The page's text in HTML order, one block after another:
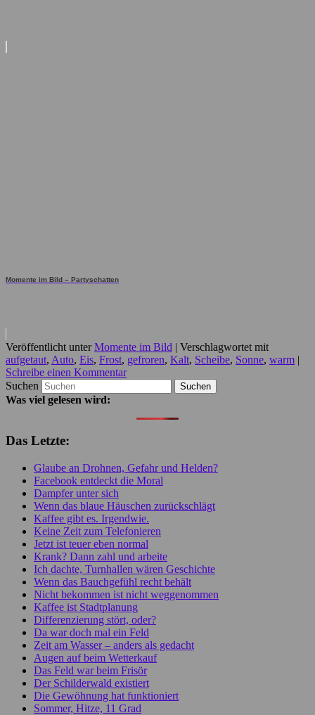
Momente im Bild – Partyschatten
Veröffentlicht unter Momente im Bild | Verschlagwortet mit
aufgetaut, Auto, Eis, Frost, gefroren, Kalt, Scheibe, Sonne, warm |
Schreibe einen Kommentar
Suchen
Was viel gelesen wird:
Das Letzte:
Glaube an Drohnen, Gefahr und Helden?
Facebook entdeckt die Moral
Dampfer unter sich
Wenn das blaue Häuschen zurückschlägt
Kaffee gibt es. Irgendwie.
Keine Zeit zum Telefonieren
Jetzt ist teuer eben normal
Krank? Dann zahl und arbeite
Ich dachte, Turnhallen wären Geschichte
Wenn das Bauchgefühl recht behält
Nicht bekommen ist nicht weggenommen
Kaffee ist Stadtplanung
Differenzierung stört, oder?
Da war doch mal ein Feld
Zeit am Wasser – anders als gedacht
Augen auf beim Wetterkauf
Das Feld war beim Frisör
Der Schilderwald existiert
Die Gewöhnung hat funktioniert
Sommer, Hitze, 11 Grad